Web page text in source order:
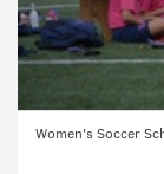
Women's Soccer